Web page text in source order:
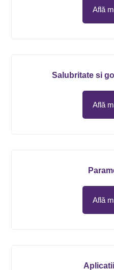
Află
Salubritate si
Află
Află